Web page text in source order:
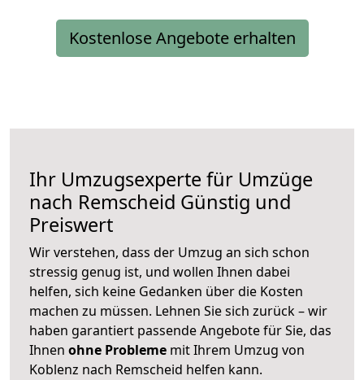
Kostenlose Angebote erhalten
Ihr Umzugsexperte für Umzüge
nach Remscheid Günstig und
Preiswert
Wir verstehen, dass der Umzug an sich schon
stressig genug ist, und wollen Ihnen dabei
helfen, sich keine Gedanken über die Kosten
machen zu müssen. Lehnen Sie sich zurück – wir
haben garantiert passende Angebote für Sie, das
Ihnen ohne Probleme mit Ihrem Umzug von
Koblenz nach Remscheid helfen kann.